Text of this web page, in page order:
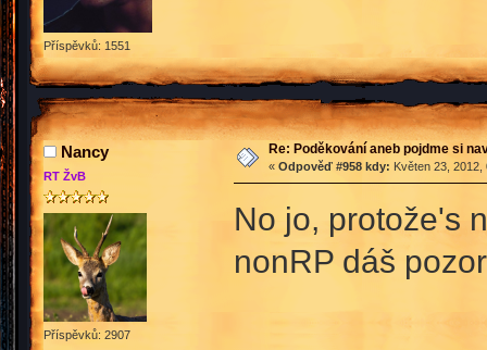
Příspěvků: 1551
Nancy
RT ŽvB
Příspěvků: 2907
Re: Poděkování aneb pojdme si
« Odpověď #958 kdy: Květen 23, 2012,
No jo, protože's
nonRP dáš